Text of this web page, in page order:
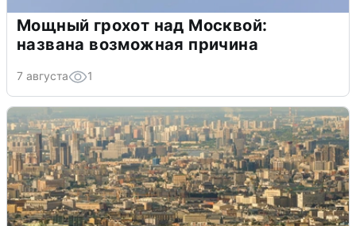
Мощный грохот над Москвой:
названа возможная причина
7 августа 1